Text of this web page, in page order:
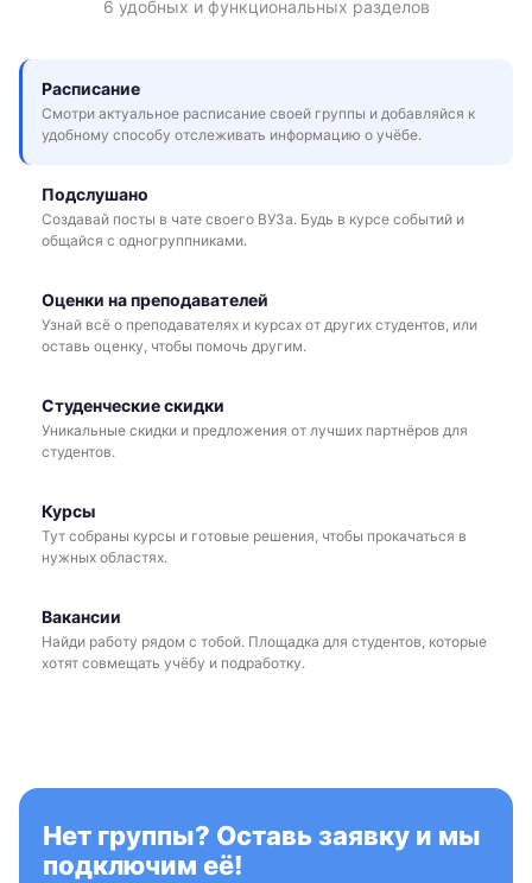
6 удобных и функциональных разделов
Расписание
Смотри актуальное расписание своей группы и добавляйся к
удобному способу отслеживать информацию о учёбе.
Подслушано
Создавай посты в чате своего ВУЗа. Будь в курсе событий и
общайся с одногруппниками.
Оценки на преподавателей
Узнай всё о преподавателях и курсах от других студентов, или
оставь оценку, чтобы помочь другим.
Студенческие скидки
Уникальные скидки и предложения от лучших партнёров для
студентов.
Курсы
Тут собраны курсы и готовые решения, чтобы прокачаться в
нужных областях.
Вакансии
Найди работу рядом с тобой. Площадка для студентов, которые
хотят совмещать учёбу и подработку.
Нет группы? Оставь заявку и мы
подключим её!